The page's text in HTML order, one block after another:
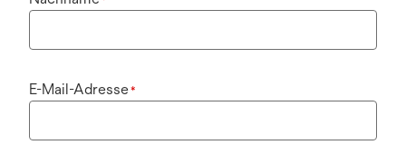
E-Mail-Adresse*